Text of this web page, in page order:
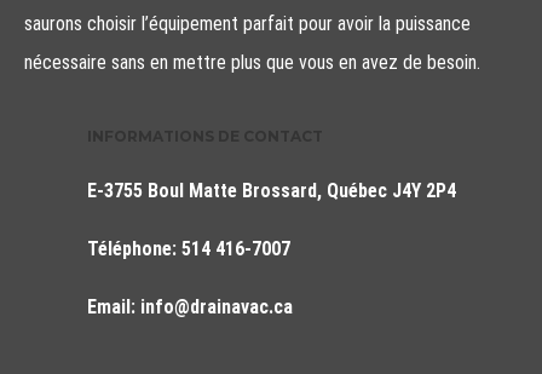
saurons choisir l’équipement parfait pour avoir la puissance
nécessaire sans en mettre plus que vous en avez de besoin.
E-3755 Boul Matte Brossard, Québec J4Y 2P4
Téléphone: 514 416-7007
Email: info@drainavac.ca